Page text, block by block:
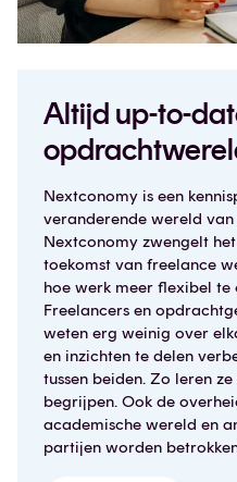
Altijd up-to-
Nextconomy is een
veranderende wereld
Nextconomy zwengelt
toekomst van freelance
hoe werk meer flexibel te
Freelancers en
weten erg weinig over
en inzichten te delen
tussen beiden. Zo leren
begrijpen. Ook de
academische wereld en
partijen worden